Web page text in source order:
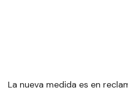
La nueva medida es en